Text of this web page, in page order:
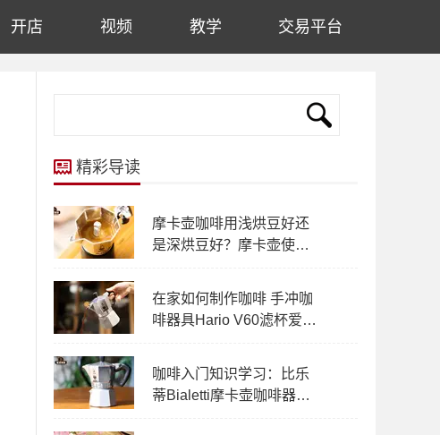
开店 视频 教学 交易平台
精彩导读
摩卡壶咖啡用浅烘豆好还
是深烘豆好？摩卡壶使用
喷溅问题怎么办？
在家如何制作咖啡 手冲咖
啡器具Hario V60滤杯爱乐
咖啡入门知识学习：比乐
蒂Bialetti摩卡壶咖啡器具